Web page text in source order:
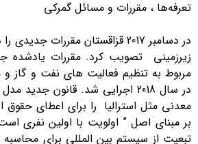
تعرفه‌ها ، مقررات و مسائل گمرکی
در دسامبر 2017 قزاقستان مقررات
زیرزمینی تصویب کرد. مقررات یادشده
مربوط به تنظیم فعالیت های نفت و گاز
در سال 2018 اجرایی شد. قانون
معدنی مثل استرالیا را برای اعطای حقوق
بر مبنای اصل ” اولویت با اولین نفری
تبعیت از سیستم بین المللی برای محاسبه